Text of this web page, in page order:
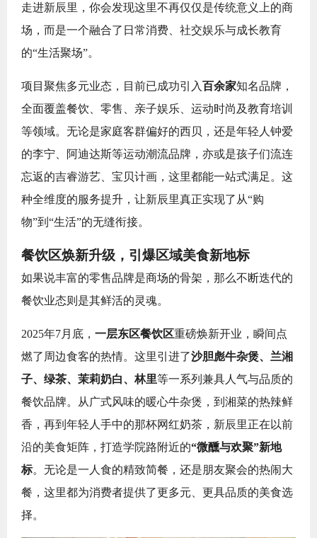
走进新辰里，你会发现这里不再仅仅是传统意义上的商
场，而是一个融合了日常消费、社交娱乐与成长教育
的“生活聚场”。
项目聚焦多元业态，目前已成功引入 百余家知名品牌，
全面覆盖餐饮、零售、亲子娱乐、运动时尚及教育培训
等领域。无论是家庭客群偏好的西贝，还是年轻人钟爱
的李宁、阿迪达斯等运动潮流品牌，亦或是孩子们流连
忘返的吉睿游艺、宝贝计画，这里都能一站式满足。这
种全维度的服务提升，让新辰里真正实现了从“购
物”到“生活”的无缝衔接。
餐饮区焕新升级，引爆区域美食新地标
如果说丰富的零售品牌是商场的骨架，那么不断迭代的
餐饮业态则是其鲜活的灵魂。
2025年7月底， 一层东区餐饮区重磅焕新开业，瞬间点
燃了周边食客的热情。这里引进了沙胆彪牛杂煲、兰湘
子、绿茶、茉莉奶白、林里等一系列兼具人气与品质的
餐饮品牌。从广式风味的暖心牛杂煲，到湘菜的热辣鲜
香，再到年轻人手中的那杯网红奶茶，新辰里正在以前
沿的美食矩阵，打造学院路附近的“微醺与欢聚”新地
标。无论是一人食的精致简餐，还是朋友聚会的热闹大
餐，这里都为消费者提供了更多元、更具品质的美食选
择。